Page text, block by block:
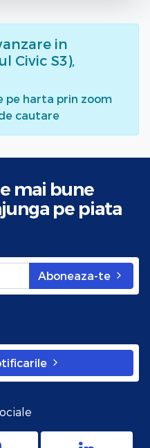
in
Civic S3),
pe harta prin zoom
cautare
mai bune
pe piata
Aboneaza-te